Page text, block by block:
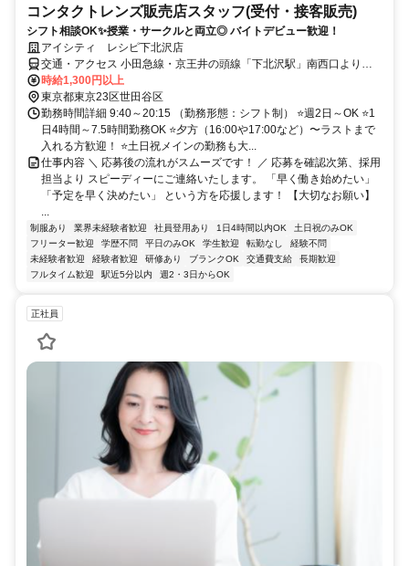
コンタクトレンズ販売店スタッフ(受付・接客販売)
シフト相談OK✨授業・サークルと両立◎ バイトデビュー歓迎！
アイシティ レシピ下北沢店
交通・アクセス 小田急線・京王井の頭線「下北沢駅」南西口より徒
歩1分
時給1,300円以上
東京都東京23区世田谷区
勤務時間詳細 9:40～20:15 （勤務形態：シフト制） ⭐週2日～OK ⭐1
日4時間～7.5時間勤務OK ⭐夕方（16:00や17:00など）〜ラストまで
入れる方歓迎！ ⭐土日祝メインの勤務も大...
仕事内容 ＼ 応募後の流れがスムーズです！ ／ 応募を確認次第、採用
担当より スピーディーにご連絡いたします。 「早く働き始めたい」
「予定を早く決めたい」 という方を応援します！ 【大切なお願い】
制服あり 業界未経験者歓迎 社員登用あり 1日4時間以内OK
土日祝のみOK
フリーター歓迎
学歴不問 平日のみOK 学生歓迎 転勤なし
経験不問
未経験者歓迎
経験者歓迎 研修あり ブランクOK 交通費支給
長期歓迎
フルタイム歓迎
駅近5分以内 週2・3日からOK
正社員